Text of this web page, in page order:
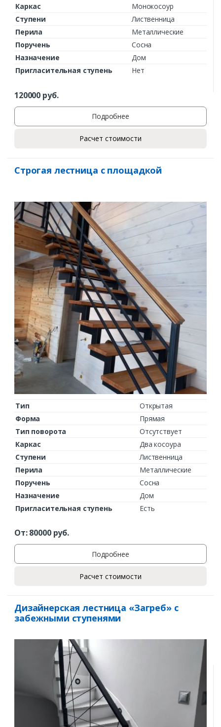
Каркас
Монокосоур
Ступени
Лиственница
Перила
Металлические
Поручень
Сосна
Назначение
Дом
Пригласительная ступень
Нет
120000 руб.
Подробнее
Расчет стоимости
Строгая лестница с площадкой
Тип
Открытая
Форма
Прямая
Тип поворота
Отсутствует
Каркас
Два косоура
Ступени
Лиственница
Перила
Металлические
Поручень
Сосна
Назначение
Дом
Пригласительная ступень
Есть
От:80000руб.
Подробнее
Расчет стоимости
Дизайнерская лестница «Загреб» с
забежными ступенями